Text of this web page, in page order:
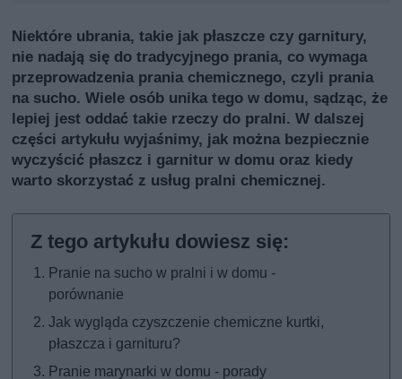
Niektóre ubrania, takie jak płaszcze czy garnitury,
nie nadają się do tradycyjnego prania, co wymaga
przeprowadzenia prania chemicznego, czyli prania
na sucho. Wiele osób unika tego w domu, sądząc, że
lepiej jest oddać takie rzeczy do pralni. W dalszej
części artykułu wyjaśnimy, jak można bezpiecznie
wyczyścić płaszcz i garnitur w domu oraz kiedy
warto skorzystać z usług pralni chemicznej.
Pranie na sucho w pralni i w domu -
porównanie
Jak wygląda czyszczenie chemiczne kurtki,
płaszcza i garnituru?
Pranie marynarki w domu - porady